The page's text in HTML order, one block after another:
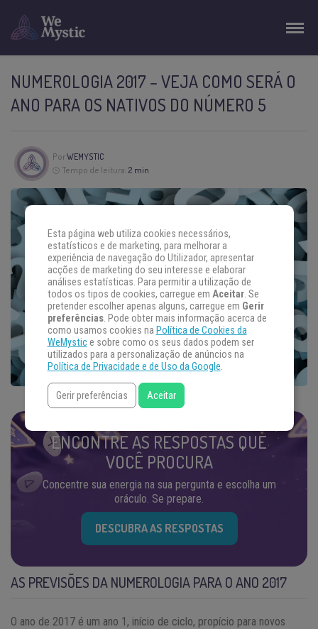
NUMEROLOGIA 2017 – VEJA COMO SERÁ O
ANO PARA OS NATIVOS DO NÚMERO 5
PorWEMYSTIC
Tempo de leitura: 2 min
ENCONTRE AS RESPOSTAS QUE
VOCÊ PROCURA
Concentre sua energia na sua pergunta e escolha um
oráculo. Se prepare.
DESCUBRA AS RESPOSTAS
AS PREVISÕES DA NUMEROLOGIA PARA O ANO 2017
O ano de 2017 é um ano 1, início de ciclo, propício para novos
Esta página web utiliza cookies necessários,
estatísticos e de marketing, para melhorar a
experiência de navegação do Utilizador, apresentar
acções de marketing do seu interesse e elaborar
análises estatísticas. Para permitir a utilização de
todos os tipos de cookies, carregue em Aceitar. Se
pretender escolher apenas alguns, carregue em Gerir
preferências. Pode obter mais informação acerca de
como usamos cookies na Política de Cookies da
WeMystice sobre como os seus dados podem ser
utilizados para a personalização de anúncios na
Política de Privacidade e de Uso da Google.
Gerir preferências Aceitar